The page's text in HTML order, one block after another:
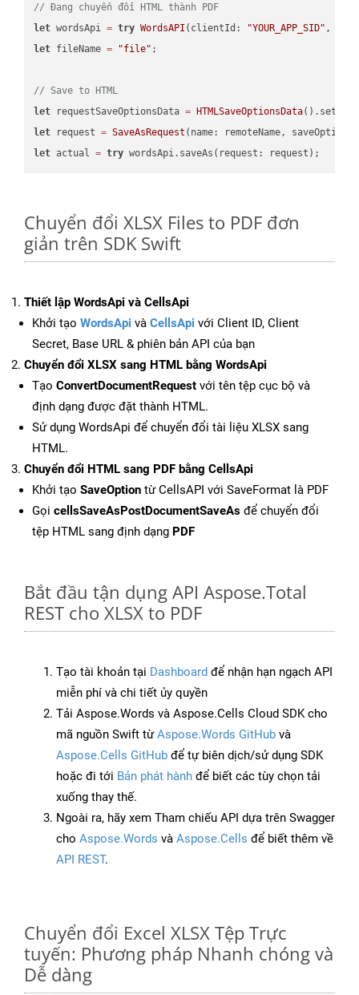
// Đang chuyển đổi HTML thành PDF
let wordsApi = try WordsAPI (clientId: "YOUR_APP_SID" ,
let fileName = "file" ;
// Save to HTML
let requestSaveOptionsData = HTMLSaveOptionsData
let request = SaveAsRequest (name: remoteName,
let actual = try
Chuyển đổi XLSX Files to PDF đơn
giản trên SDK Swift
Thiết lập WordsApi và CellsApi
Khởi tạo WordsApi và CellsApi với Client ID, Client
Secret, Base URL & phiên bản API của bạn
Chuyển đổi XLSX sang HTML bằng WordsApi
Tạo ConvertDocumentRequest với tên tệp cục bộ và
định dạng được đặt thành HTML.
Sử dụng WordsApi để chuyển đổi tài liệu XLSX sang
HTML.
Chuyển đổi HTML sang PDF bằng CellsApi
Khởi tạo SaveOption từ CellsAPI với SaveFormat là PDF
Gọi cellsSaveAsPostDocumentSaveAs để chuyển đổi
tệp HTML sang định dạng PDF
Bắt đầu tận dụng API Aspose.Total
REST cho XLSX to PDF
Tạo tài khoản tại Dashboard để nhận hạn ngạch API
miễn phí và chi tiết ủy quyền
Tải Aspose.Words và Aspose.Cells Cloud SDK cho
mã nguồn Swift từAspose.Words GitHub và
Aspose.Cells GitHub để tự biên dịch/sử dụng SDK
hoặc đi tới Bản phát hành để biết các tùy chọn tải
xuống thay thế.
Ngoài ra, hãy xem Tham chiếu API dựa trên Swagger
cho Aspose.Words và Aspose.Cells để biết thêm về
API REST.
Chuyển đổi Excel XLSX Tệp Trực
tuyến: Phương pháp Nhanh chóng và
Dễ dàng